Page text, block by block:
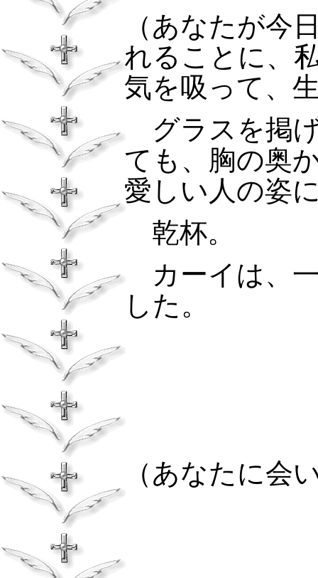
（あなたが今
れることに、
気を吸って、
グラスを掲
ても、胸の奥
愛しい人の姿
乾杯。
カーイは、
した。
（あなたに